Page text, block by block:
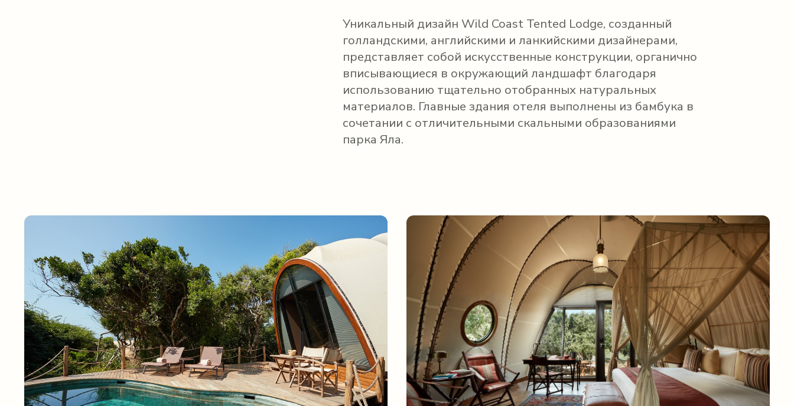
Уникальный дизайн Wild Coast Tented Lodge, созданный
голландскими, английскими и ланкийскими дизайнерами,
представляет собой искусственные конструкции, органично
вписывающиеся в окружающий ландшафт благодаря
использованию тщательно отобранных натуральных
материалов. Главные здания отеля выполнены из бамбука в
сочетании с отличительными скальными образованиями
парка Яла.